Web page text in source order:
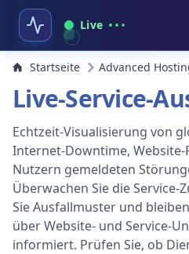
Live
Startseite Advanced
Live-Service-
Echtzeit-Visualisierung von
Internet-Downtime,
Nutzern gemeldeten
Überwachen Sie die
Sie Ausfallmuster und
über Website- und Service-
informiert. Prüfen Sie, ob